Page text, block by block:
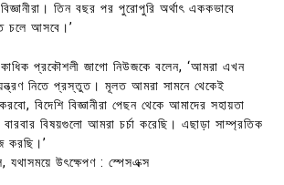
তিন বছর পর পুরোপুরি অর্থাৎ এককভাবে
চলে আসবে।’
প্রকৌশলী জাগো নিউজকে বলেন, ‘আমরা এখন
নিতে প্রস্তুত। মূলত আমরা সামনে থেকেই
বিদেশি বিজ্ঞানীরা পেছন থেকে আমাদের সহায়তা
বিষয়গুলো আমরা চর্চা করেছি। এছাড়া সাম্প্রতিক
করছি।’
উৎক্ষেপণ : স্পেসএক্স